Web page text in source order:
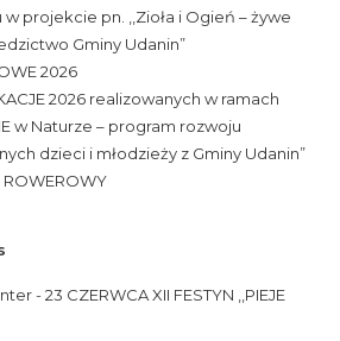
projekcie pn. ,,Zioła i Ogień – żywe
Gminy Udanin”
2026
2026 realizowanych w ramach
w Naturze – program rozwoju
dzieci i młodzieży z Gminy Udanin”
ROWEROWY
-23 CZERWCA XII FESTYN ,,PIEJE